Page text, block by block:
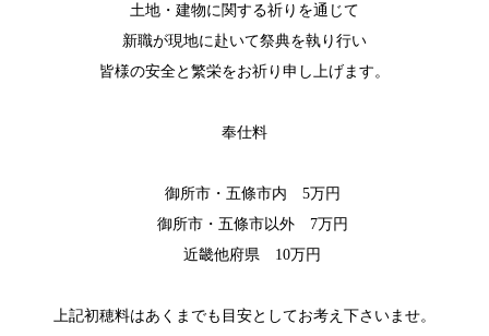
土地・建物に関する祈りを通じて
新職が現地に赴いて祭典を執り行い
皆様の安全と繁栄をお祈り申し上げます。
奉仕料
御所市・五條市内 5万円
御所市・五條市以外 7万円
近畿他府県 10万円
上記初穂料はあくまでも目安としてお考え下さいませ。